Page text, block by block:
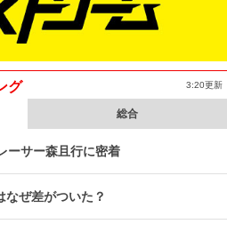
グ 3:20更新
総合
ーサー森且行に密着
なぜ差がついた？